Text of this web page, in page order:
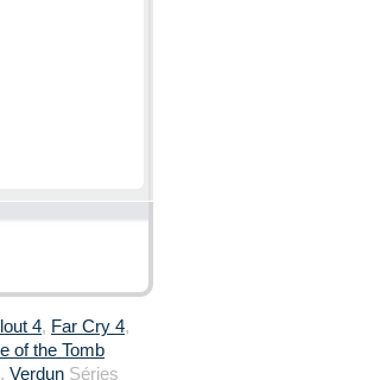
4, Far Cry 4,
of the Tomb
, Verdun Séries